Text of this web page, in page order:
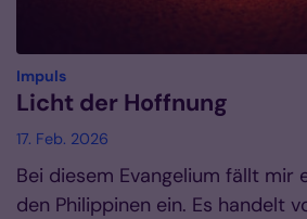
Impuls:
Licht der Hoffnung
17. Feb. 2026
Bei diesem Evangelium fällt mir
den Philippinen ein. Es handelt